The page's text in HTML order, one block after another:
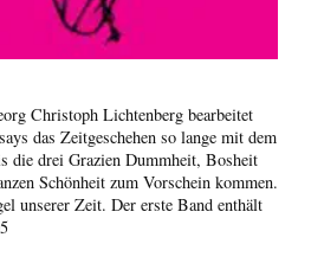
Christoph Lichtenberg bearbeitet
das Zeitgeschehen so lange mit dem
die drei Grazien Dummheit, Bosheit
Schönheit zum Vorschein kommen.
unserer Zeit. Der erste Band enthält